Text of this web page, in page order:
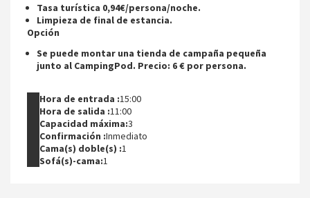
Tasa turística 0,94€/persona/noche.
Limpieza de final de estancia.
Opción
Se puede montar una tienda de campaña pequeña
junto al CampingPod. Precio: 6 € por persona.
Hora de entrada :15:00
Hora de salida :11:00
Capacidad máxima:3
Confirmación :Inmediato
Cama(s) doble(s) :1
Sofá(s)-cama:1